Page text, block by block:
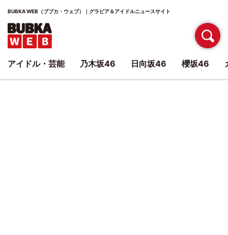
BUBKA WEB（ブブカ・ウェブ）｜グラビア＆アイドルニュースサイト
アイドル・芸能 乃木坂46 日向坂46 櫻坂46